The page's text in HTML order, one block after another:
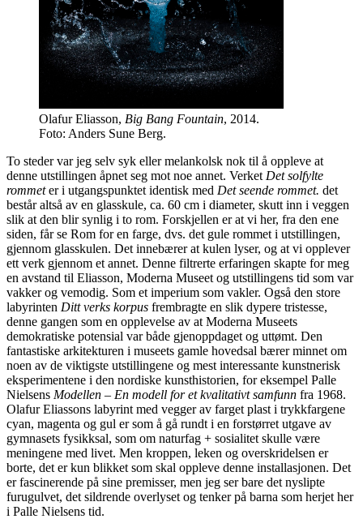
Olafur Eliasson, Big Bang Fountain, 2014.
Foto: Anders Sune Berg.
To steder var jeg selv syk eller melankolsk nok til å oppleve at
denne utstillingen åpnet seg mot noe annet. Verket Det solfylte
rommeter i utgangspunktet identisk med Det seende rommet. det
består altså av en glasskule, ca. 60 cm i diameter, skutt inn i veggen
slik at den blir synlig i to rom. Forskjellen er at vi her, fra den ene
siden, får se Rom for en farge, dvs. det gule rommet i utstillingen,
gjennom glasskulen. Det innebærer at kulen lyser, og at vi opplever
ett verk gjennom et annet. Denne filtrerte erfaringen skapte for meg
en avstand til Eliasson, Moderna Museet og utstillingens tid som var
vakker og vemodig. Som et imperium som vakler. Også den store
labyrinten Ditt verks korpus frembragte en slik dypere tristesse,
denne gangen som en opplevelse av at Moderna Museets
demokratiske potensial var både gjenoppdaget og uttømt. Den
fantastiske arkitekturen i museets gamle hovedsal bærer minnet om
noen av de viktigste utstillingene og mest interessante kunstnerisk
eksperimentene i den nordiske kunsthistorien, for eksempel Palle
Nielsens Modellen – En modell for et kvalitativt samfunn fra 1968.
Olafur Eliassons labyrint med vegger av farget plast i trykkfargene
cyan, magenta og gul er som å gå rundt i en forstørret utgave av
gymnasets fysikksal, som om naturfag + sosialitet skulle være
meningene med livet. Men kroppen, leken og overskridelsen er
borte, det er kun blikket som skal oppleve denne installasjonen. Det
er fascinerende på sine premisser, men jeg ser bare det nyslipte
furugulvet, det sildrende overlyset og tenker på barna som herjet her
i Palle Nielsens tid.